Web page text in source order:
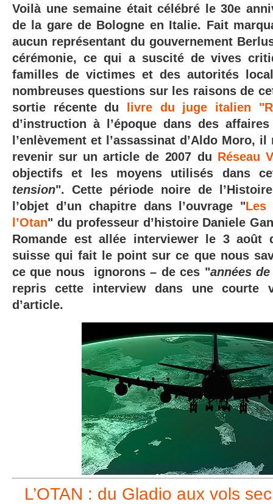
Voilà une semaine était célébré le 30e
de la gare de Bologne en Italie. Fait
aucun représentant du gouvernement
cérémonie, ce qui a suscité de vives
familles de victimes et des autorités
nombreuses questions sur les raisons de
sortie récente du
livre du juge italien
d’instruction à l’époque dans des
l’enlèvement et l’assassinat d’Aldo Moro,
revenir sur un article de 2007 du Réseau
objectifs et les moyens utilisés dans
tension". Cette période noire de
l’objet d’un chapitre dans l’ouvrage "Les
l’Otan" du professeur d’histoire Daniele
Romande est allée interviewer le 3 août
suisse qui fait le point sur ce que nous
ce que nous ignorons – de ces "années
repris cette interview dans une courte
d’article.
L’OTAN : du Gladio aux vols